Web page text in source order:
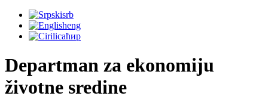
srb
eng
ћир
Departman za ekonomiju
životne sredine